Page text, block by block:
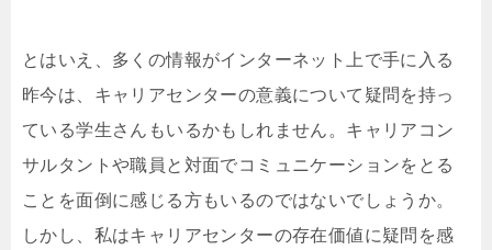
とはいえ、多くの情報がインターネット上で手に入る
昨今は、キャリアセンターの意義について疑問を持っ
ている学生さんもいるかもしれません。キャリアコン
サルタントや職員と対面でコミュニケーションをとる
ことを面倒に感じる方もいるのではないでしょうか。
しかし、私はキャリアセンターの存在価値に疑問を感